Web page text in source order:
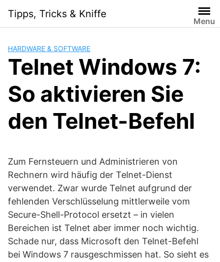
content
Tipps, Tricks & Kniffe
Menu
HARDWARE & SOFTWARE
Telnet Windows 7:
So aktivieren Sie
den Telnet-Befehl
Zum Fernsteuern und Administrieren von
Rechnern wird häufig der Telnet-Dienst
verwendet. Zwar wurde Telnet aufgrund der
fehlenden Verschlüsselung mittlerweile vom
Secure-Shell-Protocol ersetzt – in vielen
Bereichen ist Telnet aber immer noch wichtig.
Schade nur, dass Microsoft den Telnet-Befehl
bei Windows 7 rausgeschmissen hat. So sieht es